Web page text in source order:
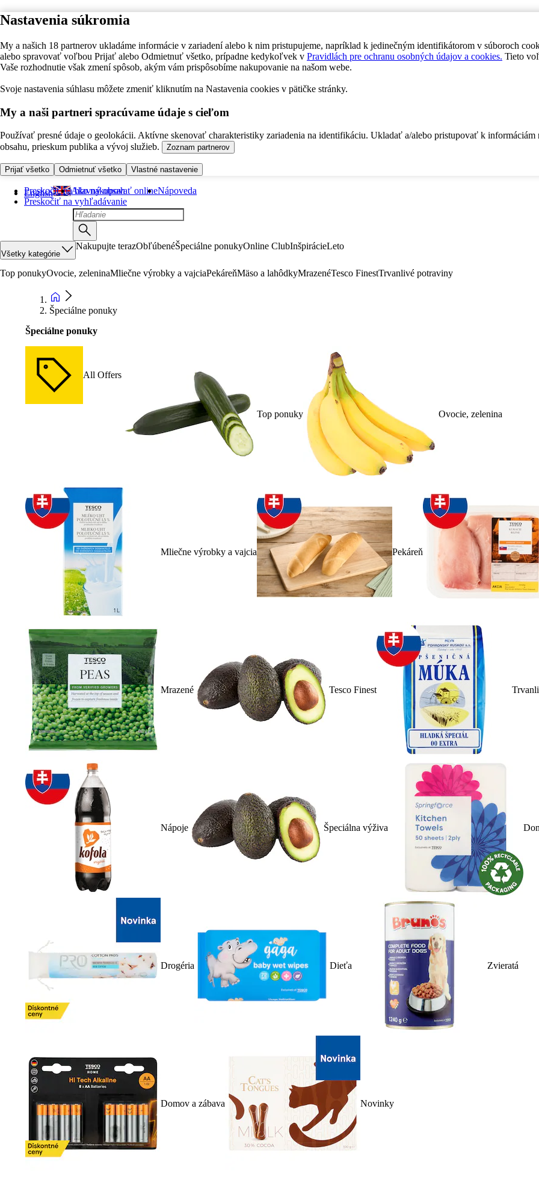
Nastavenia súkromia
My a našich 18 partnerov ukladáme informácie v zariadení alebo k nim pristupujeme, napríklad k jedinečným identifikátorom v súboroch
alebo spravovať voľbou Prijať alebo Odmietnuť všetko, prípadne kedykoľvek v Pravidlách pre ochranu osobných údajov a cookies. Tieto
Vaše rozhodnutie však zmení spôsob, akým vám prispôsobíme nakupovanie na našom webe.
Svoje nastavenia súhlasu môžete zmeniť kliknutím na Nastavenia cookies v pätičke stránky.
My a naši partneri spracúvame údaje s cieľom
Používať presné údaje o geolokácii. Aktívne skenovať charakteristiky zariadenia na identifikáciu. Ukladať a/alebo pristupovať k informáciám
obsahu, prieskum publika a vývoj služieb.
Zoznam partnerov
Prijať všetko Odmietnuť všetko Vlastné nastavenie
Preskočiť na hlavný obsah
Preskočiť na vyhľadávanie
English Ako nakupovať onlineNápoveda
Všetky kategórie
Nakupujte terazObľúbenéŠpeciálne ponukyOnline ClubInšpirácieLeto
Top ponukyOvocie, zeleninaMliečne výrobky a vajciaPekáreňMäso a lahôdkyMrazenéTesco FinestTrvanlivé potraviny
Špeciálne ponuky
Špeciálne ponuky
All Offers
Top ponuky Ovocie, zelenina
Mliečne výrobky a vajcia Pekáreň
Mrazené Tesco Finest
Nápoje Špeciálna výživa
Drogéria Dieťa Zvieratá
Domov a zábava Novinky